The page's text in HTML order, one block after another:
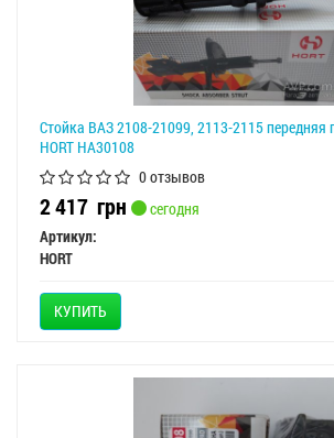
Стойка ВАЗ 2108-21099, 2113-2115 передняя
HORT HA30108
0 отзывов
2 417 грн
сегодня
Артикул:
HORT
КУПИТЬ